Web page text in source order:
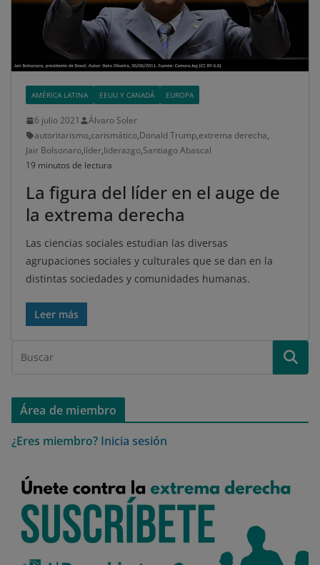
AMÉRICA LATINA EEUU Y CANADÁ EUROPA
6 julio 2021
Álvaro Soler
autoritarismo,carismático,Donald Trump,extrema derecha,
Jair Bolsonaro,líder,liderazgo,Santiago Abascal
19 minutos de lectura
La figura del líder en el auge de
la extrema derecha
Las ciencias sociales estudian las diversas
agrupaciones sociales y culturales que se dan en la
distintas sociedades y comunidades humanas.
Leer más
Área de miembro
¿Eres miembro? Inicia sesión